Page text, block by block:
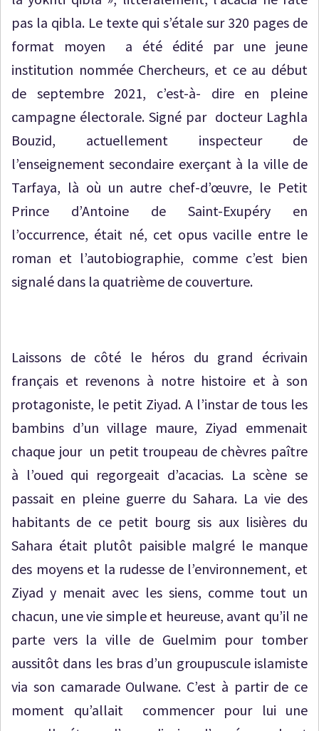
pas la qibla. Le texte qui s’étale sur 320 pages de
format moyen a été édité par une jeune
institution nommée Chercheurs, et ce au début
de septembre 2021, c’est-à- dire en pleine
campagne électorale. Signé par docteur Laghla
Bouzid, actuellement inspecteur de
l’enseignement secondaire exerçant à la ville de
Tarfaya, là où un autre chef-d’œuvre, le Petit
Prince d’Antoine de Saint-Exupéry en
l’occurrence, était né, cet opus vacille entre le
roman et l’autobiographie, comme c’est bien
signalé dans la quatrième de couverture.
Laissons de côté le héros du grand écrivain
français et revenons à notre histoire et à son
protagoniste, le petit Ziyad. A l’instar de tous les
bambins d’un village maure, Ziyad emmenait
chaque jour un petit troupeau de chèvres paître
à l’oued qui regorgeait d’acacias. La scène se
passait en pleine guerre du Sahara. La vie des
habitants de ce petit bourg sis aux lisières du
Sahara était plutôt paisible malgré le manque
des moyens et la rudesse de l’environnement, et
Ziyad y menait avec les siens, comme tout un
chacun, une vie simple et heureuse, avant qu’il ne
parte vers la ville de Guelmim pour tomber
aussitôt dans les bras d’un groupuscule islamiste
via son camarade Oulwane. C’est à partir de ce
moment qu’allait commencer pour lui une